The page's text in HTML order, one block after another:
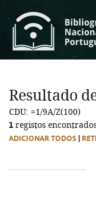
Resultado
CDU: =1/9A/Z(100)
1 registos
ADICIONAR TODOS